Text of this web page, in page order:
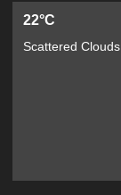
22°C
Scattered Clouds